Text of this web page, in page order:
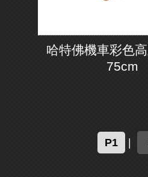
哈特佛機車彩色
75cm
P1